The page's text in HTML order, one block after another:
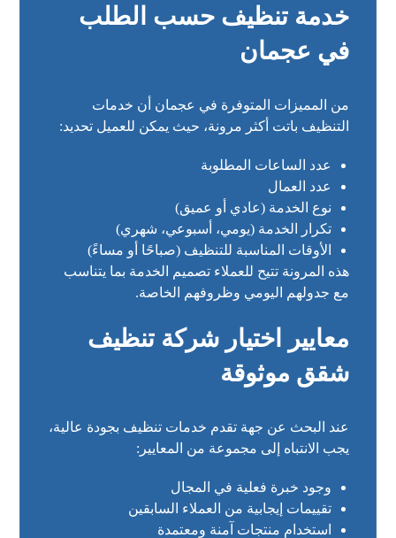
خدمة تنظيف حسب الطلب
في عجمان
من المميزات المتوفرة في عجمان أن خدمات
التنظيف باتت أكثر مرونة، حيث يمكن للعميل تحديد:
عدد الساعات المطلوبة
عدد العمال
نوع الخدمة (عادي أو عميق)
تكرار الخدمة (يومي، أسبوعي، شهري)
الأوقات المناسبة للتنظيف (صباحًا أو مساءً)
هذه المرونة تتيح للعملاء تصميم الخدمة بما يتناسب
مع جدولهم اليومي وظروفهم الخاصة.
معايير اختيار شركة تنظيف
شقق موثوقة
عند البحث عن جهة تقدم خدمات تنظيف بجودة عالية،
يجب الانتباه إلى مجموعة من المعايير:
وجود خبرة فعلية في المجال
تقييمات إيجابية من العملاء السابقين
استخدام منتجات آمنة ومعتمدة